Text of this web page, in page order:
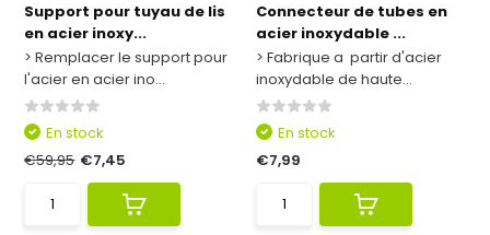
Support pour tuyau de lis
en acier inoxy...
> Remplacer le support pour
l'acier en acier ino...
En stock
€59,95 €7,45
Connecteur de tubes en
acier inoxydable ...
> Fabrique a partir d'acier
inoxydable de haute...
En stock
€7,99